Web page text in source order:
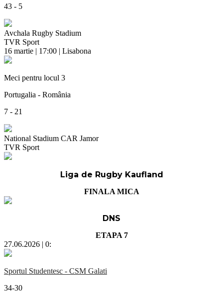
43 - 5
Avchala Rugby Stadium
TVR Sport
16 martie | 17:00 | Lisabona
Meci pentru locul 3
Portugalia - România
7 - 21
National Stadium CAR Jamor
TVR Sport
Liga de Rugby Kaufland
FINALA MICA
DNS
ETAPA 7
27.06.2026 | 0:
Sportul Studentesc - CSM Galati
34-30